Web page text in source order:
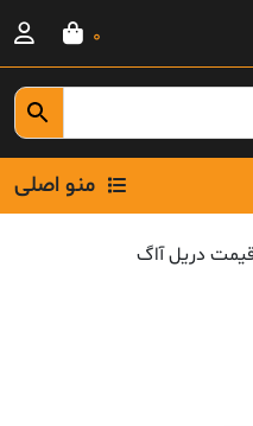
0
منو اصلی
دریل آاگ